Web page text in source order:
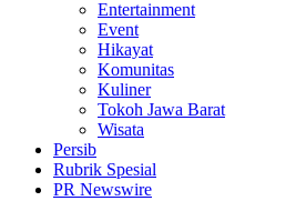
Entertainment
Event
Hikayat
Komunitas
Kuliner
Tokoh Jawa Barat
Wisata
Persib
Rubrik Spesial
PR Newswire